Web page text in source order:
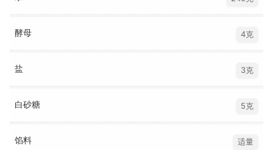
酵母 4克
盐 3克
白砂糖 5克
馅料 适量